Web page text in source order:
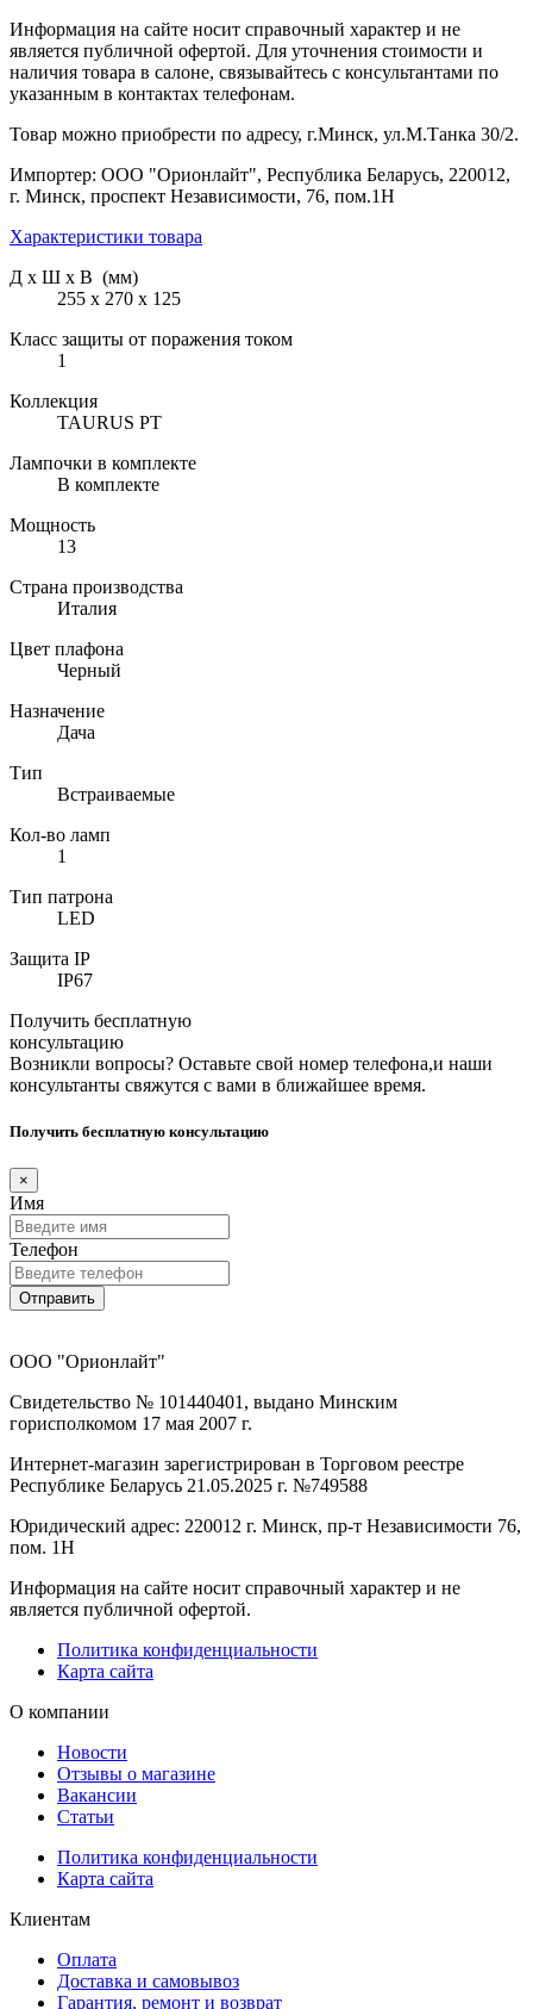
Информация на сайте носит справочный характер и не
является публичной офертой. Для уточнения стоимости и
наличия товара в салоне, связывайтесь с консультантами по
указанным в контактах телефонам.
Товар можно приобрести по адресу, г.Минск, ул.М.Танка 30/2.
Импортер: ООО "Орионлайт", Республика Беларусь, 220012,
г. Минск, проспект Независимости, 76, пом.1Н
Характеристики товара
Д х Ш х В (мм)
255 х 270 х 125
Класс защиты от поражения током
1
Коллекция
TAURUS PT
Лампочки в комплекте
В комплекте
Мощность
13
Страна производства
Италия
Цвет плафона
Черный
Назначение
Дача
Тип
Встраиваемые
Кол-во ламп
1
Тип патрона
LED
Защита IP
IP67
Получить бесплатную
консультацию
Возникли вопросы? Оставьте свой номер телефона,и наши
консультанты свяжутся с вами в ближайшее время.
Получить бесплатную консультацию
×
Имя
Телефон
Отправить
ООО "Орионлайт"
Свидетельство № 101440401, выдано Минским
горисполкомом 17 мая 2007 г.
Интернет-магазин зарегистрирован в Торговом реестре
Республике Беларусь 21.05.2025 г. №749588
Юридический адрес: 220012 г. Минск, пр-т Независимости 76,
пом. 1Н
Информация на сайте носит справочный характер и не
является публичной офертой.
Политика конфиденциальности
Карта сайта
О компании
Новости
Отзывы о магазине
Вакансии
Статьи
Политика конфиденциальности
Карта сайта
Клиентам
Оплата
Доставка и самовывоз
Гарантия, ремонт и возврат